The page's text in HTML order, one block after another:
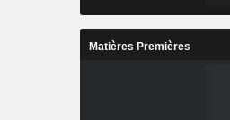
Matières Premières